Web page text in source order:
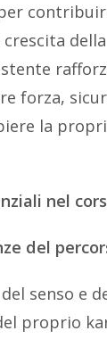
crescita
forza,
la
nel
del
senso e
proprio